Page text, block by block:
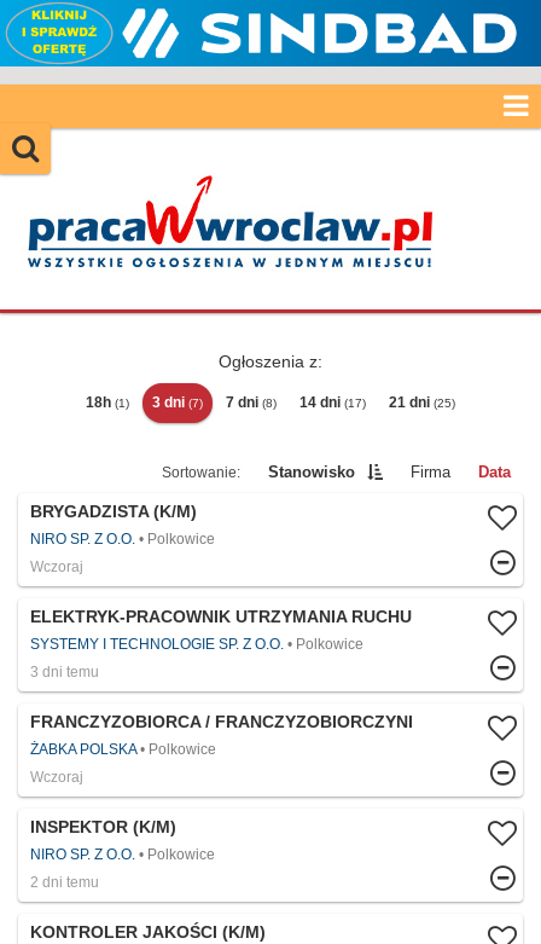
Ogłoszenia z:
18h (1) 3 dni (7) 7 dni (8) 14 dni (17) 21 dni (25)
Stanowisko Firma Data
BRYGADZISTA (K/M)
NIRO SP. Z O.O.
Polkowice
Wczoraj
ELEKTRYK-PRACOWNIK UTRZYMANIA RUCHU
SYSTEMY I TECHNOLOGIE SP. Z O.O.
Polkowice
3 dni temu
FRANCZYZOBIORCA / FRANCZYZOBIORCZYNI
ŻABKA POLSKA
Polkowice
Wczoraj
INSPEKTOR (K/M)
NIRO SP. Z O.O.
Polkowice
2 dni temu
KONTROLER JAKOŚCI (K/M)